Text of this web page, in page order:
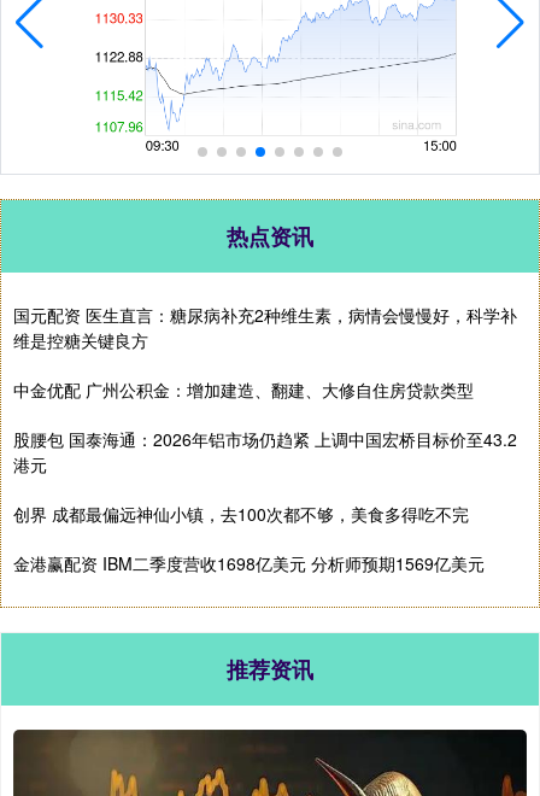
热点资讯
国元配资 医生直言：糖尿病补充2种维生素，病情会慢慢好，科学补
维是控糖关键良方
中金优配 广州公积金：增加建造、翻建、大修自住房贷款类型
股腰包 国泰海通：2026年铝市场仍趋紧 上调中国宏桥目标价至43.2
港元
创界 成都最偏远神仙小镇，去100次都不够，美食多得吃不完
金港赢配资 IBM二季度营收1698亿美元 分析师预期1569亿美元
推荐资讯